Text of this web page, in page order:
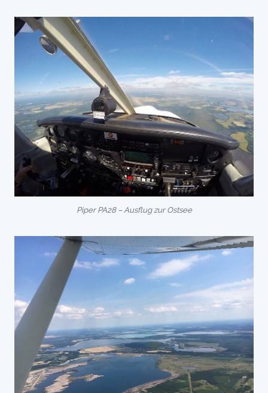
Piper PA28 – Ausflug zur Ostsee